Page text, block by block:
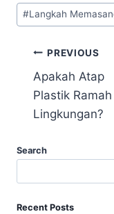
#Langkah
PREVIOUS
Apakah Atap
Plastik Ramah
Lingkungan?
Search
Recent Posts